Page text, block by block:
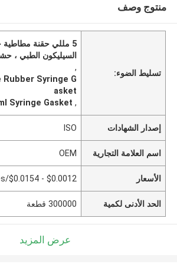
منتوج وصف
تسليط الضوء:
5 مللي حقنة
السيليكون الطبي ، حشية
,
Syringe G
asket
,
Syringe Gasket
إصدار الشهادات ISO
اسم العلامة التجارية OEM
الأسعار $0.0012 - $0.0154/pieces
الحد الأدنى لكمية 300000 قطعة
عرض المزيد